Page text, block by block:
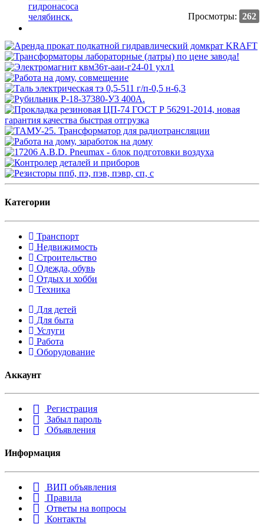
Просмотры: 262
Категории
Транспорт
Недвижимость
Строительство
Одежда, обувь
Отдых и хобби
Техника
Для детей
Для быта
Услуги
Работа
Оборудование
Аккаунт
Регистрация
Забыл пароль
Объявления
Информация
ВИП объявления
Правила
Ответы на вопросы
Контакты